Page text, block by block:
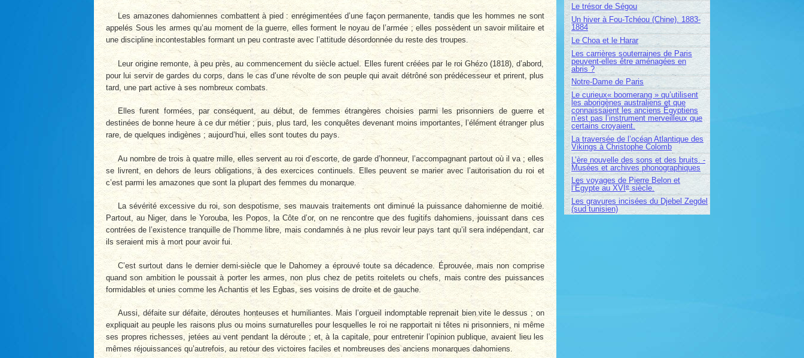
Les amazones dahomiennes combattent à pied : enrégimentées d’une façon permanente, tandis que les hommes ne sont
appelés Sous les armes qu’au moment de la guerre, elles forment le noyau de l’armée ; elles possèdent un savoir militaire et
une discipline incontestables formant un peu contraste avec l’attitude désordonnée du reste des troupes.
Leur origine remonte, à peu près, au commencement du siècle actuel. Elles furent créées par le roi Ghézo (1818), d’abord,
pour lui servir de gardes du corps, dans le cas d’une révolte de son peuple qui avait détrôné son prédécesseur et prirent, plus
tard, une part active à ses nombreux combats.
Elles furent formées, par conséquent, au début, de femmes étrangères choisies parmi les prisonniers de guerre et
destinées de bonne heure à ce dur métier ; puis, plus tard, les conquêtes devenant moins importantes, l’élément étranger plus
rare, de quelques indigènes ; aujourd’hui, elles sont toutes du pays.
Au nombre de trois à quatre mille, elles servent au roi d’escorte, de garde d’honneur, l’accompagnant partout où il va ; elles
se livrent, en dehors de leurs obligations, à des exercices continuels. Elles peuvent se marier avec l’autorisation du roi et
c’est parmi les amazones que sont la plupart des femmes du monarque.
La sévérité excessive du roi, son despotisme, ses mauvais traitements ont diminué la puissance dahomienne de moitié.
Partout, au Niger, dans le Yorouba, les Popos, la Côte d’or, on ne rencontre que des fugitifs dahomiens, jouissant dans ces
contrées de l’existence tranquille de l’homme libre, mais condamnés à ne plus revoir leur pays tant qu’il sera indépendant, car
ils seraient mis à mort pour avoir fui.
C’est surtout dans le dernier demi-siècle que le Dahomey a éprouvé toute sa décadence. Éprouvée, mais non comprise
quand son ambition le poussait à porter les armes, non plus chez de petits roitelets ou chefs, mais contre des puissances
formidables et unies comme les Achantis et les Egbas, ses voisins de droite et de gauche.
Aussi, défaite sur défaite, déroutes honteuses et humiliantes. Mais l’orgueil indomptable reprenait bien vite le dessus ; on
expliquait au peuple les raisons plus ou moins surnaturelles pour lesquelles le roi ne rapportait ni têtes ni prisonniers, ni même
ses propres richesses, jetées au vent pendant la déroute ; et, à la capitale, pour entretenir l’opinion publique, avaient lieu les
mêmes réjouissances qu’autrefois, au retour des victoires faciles et nombreuses des anciens monarques dahomiens.
Le trésor de Ségou
Un hiver à Fou-Tchéou (Chine). 1883-
1884
Le Choa et le Harar
Les carrières souterraines de Paris
peuvent-elles être aménagées en
abris ?
Notre-Dame de Paris
Le curieux« boomerang » qu’utilisent
les aborigènes australiens et que
connaissaient les anciens Égyptiens
n’est pas l’instrument merveilleux que
certains croyaient.
La traversée de l’océan Atlantique des
Vikings à Christophe Colomb
L’ère nouvelle des sons et des bruits. -
Musées et archives phonographiques
Les voyages de Pierre Belon et
l’Égypte au XVIesiècle.
Les gravures incisées du Djebel Zegdel
(sud tunisien)